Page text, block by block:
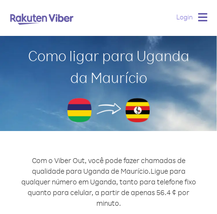
Login
Como ligar para Uganda
da Maurício
Com o Viber Out, você pode fazer chamadas de
qualidade para Uganda de Maurício.Ligue para
qualquer número em Uganda, tanto para telefone fixo
quanto para celular, a partir de apenas 56.4 ¢ por
minuto.